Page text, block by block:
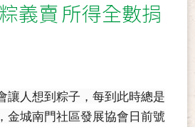
義賣 所得全數捐
讓人想到粽子，每到此時總是
金城南門社區發展協會日前號